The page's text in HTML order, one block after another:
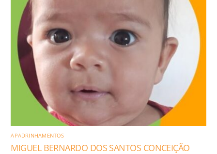
APADRINHAMENTOS
MIGUEL BERNARDO DOS SANTOS CONCEIÇÃO